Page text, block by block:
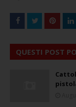
QUESTI POST